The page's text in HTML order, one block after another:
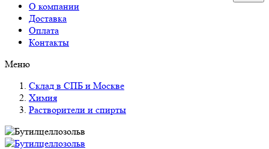
О компании
Доставка
Оплата
Контакты
Меню
Склад в СПБ и Москве
Химия
Растворители и спирты